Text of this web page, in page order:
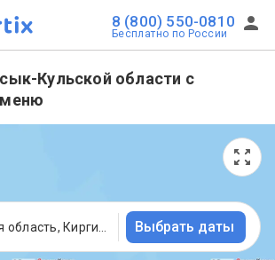
8 (800) 550-0810
Бесплатно по России
Кульской области с
Выбрать даты